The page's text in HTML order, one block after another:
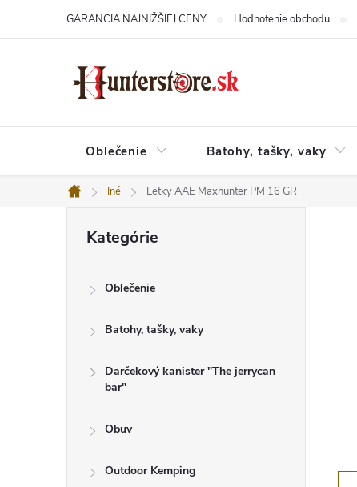
GARANCIA NAJNIŽŠIEJ CENY Hodnotenie obchodu
Oblečenie Batohy, tašky, vaky
Domov
Iné Letky AAE Maxhunter PM 16 GR
kategórie
Kategórie
Oblečenie
Batohy, tašky, vaky
Darčekový kanister "The jerrycan
bar"
Obuv
Outdoor Kemping